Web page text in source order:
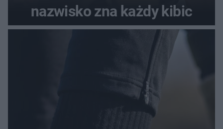
nazwisko zna każdy kibic